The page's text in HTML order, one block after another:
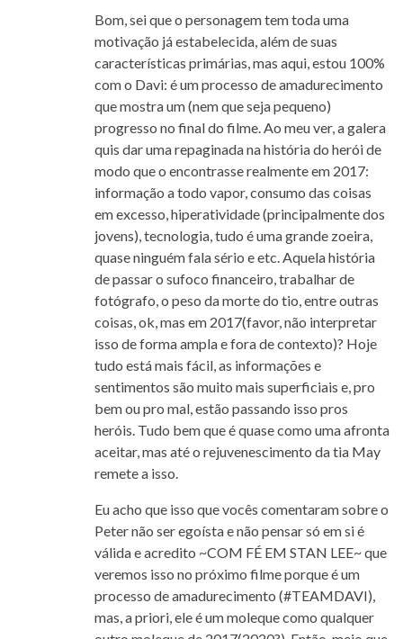
Bom, sei que o personagem tem toda uma
motivação já estabelecida, além de suas
características primárias, mas aqui, estou 100%
com o Davi: é um processo de amadurecimento
que mostra um (nem que seja pequeno)
progresso no final do filme. Ao meu ver, a galera
quis dar uma repaginada na história do herói de
modo que o encontrasse realmente em 2017:
informação a todo vapor, consumo das coisas
em excesso, hiperatividade (principalmente dos
jovens), tecnologia, tudo é uma grande zoeira,
quase ninguém fala sério e etc. Aquela história
de passar o sufoco financeiro, trabalhar de
fotógrafo, o peso da morte do tio, entre outras
coisas, ok, mas em 2017(favor, não interpretar
isso de forma ampla e fora de contexto)? Hoje
tudo está mais fácil, as informações e
sentimentos são muito mais superficiais e, pro
bem ou pro mal, estão passando isso pros
heróis. Tudo bem que é quase como uma afronta
aceitar, mas até o rejuvenescimento da tia May
remete a isso.
Eu acho que isso que vocês comentaram sobre o
Peter não ser egoísta e não pensar só em si é
válida e acredito ~COM FÉ EM STAN LEE~ que
veremos isso no próximo filme porque é um
processo de amadurecimento (#TEAMDAVI),
mas, a priori, ele é um moleque como qualquer